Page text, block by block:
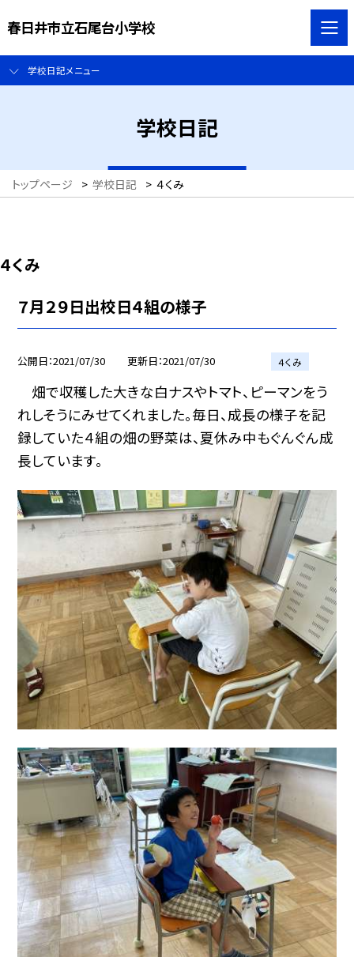
春日井市立石尾台小学校
学校日記メニュー
学校日記
トップページ > 学校日記 > ４くみ
４くみ
７月２９日出校日４組の様子
公開日 2021/07/30 更新日 2021/07/30 ４くみ
畑で収穫した大きな白ナスやトマト、ピーマンをう
れしそうにみせてくれました。毎日、成長の様子を記
録していた４組の畑の野菜は、夏休み中もぐんぐん成
長しています。